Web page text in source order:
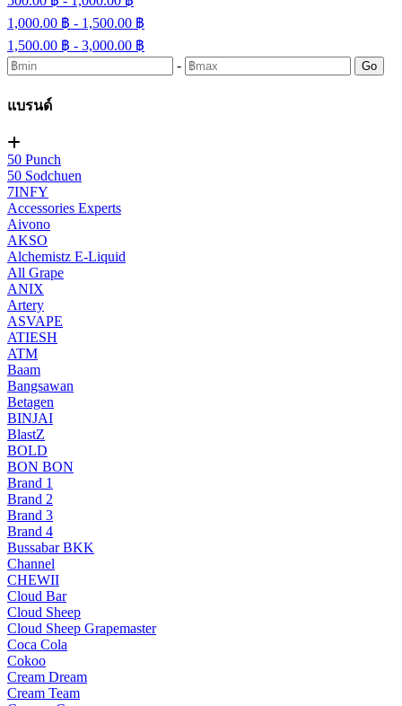
1,000.00 ฿ - 1,500.00 ฿
1,500.00 ฿ - 3,000.00 ฿
-
Go
แบรนด์
50 Punch
50 Sodchuen
7INFY
Accessories Experts
Aivono
AKSO
Alchemistz E-Liquid
All Grape
ANIX
Artery
ASVAPE
ATIESH
ATM
Baam
Bangsawan
Betagen
BINJAI
BlastZ
BOLD
BON BON
Brand 1
Brand 2
Brand 3
Brand 4
Bussabar BKK
Channel
CHEWII
Cloud Bar
Cloud Sheep
Cloud Sheep Grapemaster
Coca Cola
Cokoo
Cream Dream
Cream Team